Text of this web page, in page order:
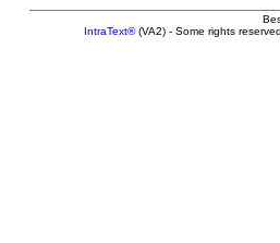
IntraText®(VA2) - Some rights